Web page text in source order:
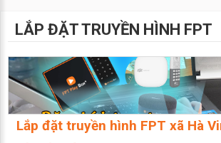
LẮP ĐẶT TRUYỀN HÌNH FPT
Lắp đặt truyền hình FPT xã Hà